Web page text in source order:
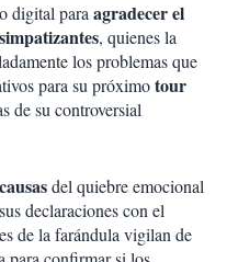
digital paraagradecer el
, quienes la
los problemas que
para su próximotour
de su controversial
del quiebre emocional
declaraciones con el
de la farándula vigilan de